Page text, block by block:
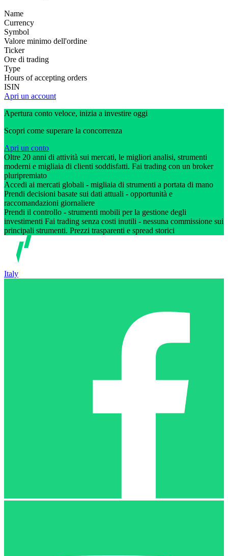
Name
Currency
Symbol
Valore minimo dell'ordine
Ticker
Ore di trading
Type
Hours of accepting orders
ISIN
Apri un account
Apertura conto veloce, inizia a investire oggi
Scopri come superare la concorrenza
Apri un conto
Oltre 20 anni di attività sui mercati, le migliori analisi, strumenti
moderni e migliaia di clienti soddisfatti. Fai trading con un broker
pluripremiato
Accedi ai mercati globali - migliaia di strumenti a portata di mano
Prendi decisioni basate sui dati attuali - opportunità e
raccomandazioni giornaliere
Prendi il controllo - strumenti mobili per la gestione degli
investimenti Fai trading senza costi inutili - nessuna commissione sui
principali strumenti. Prezzi trasparenti e spread storici
Italy